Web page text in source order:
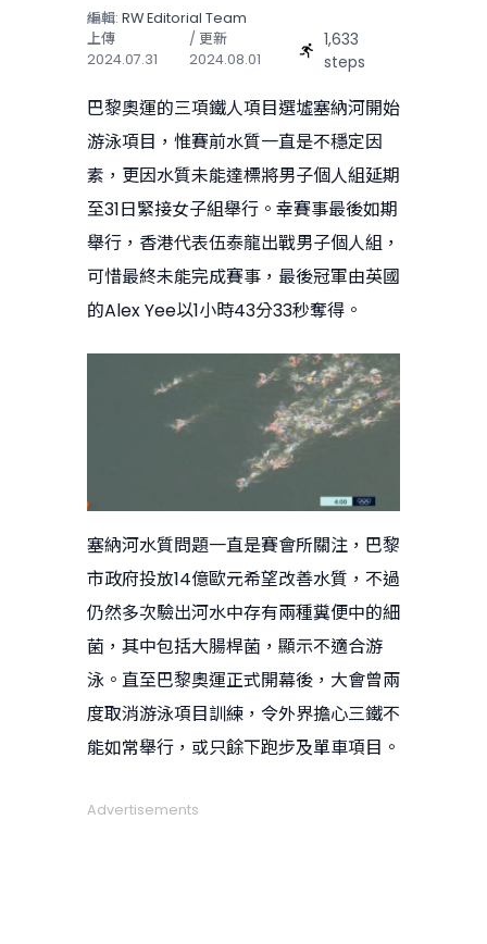
編輯: RW Editorial Team
上傳
2024.07.31
/ 更新
2024.08.01
1,633
steps
巴黎奧運的三項鐵人項目選墟塞納河開始
游泳項目，惟賽前水質一直是不穩定因
素，更因水質未能達標將男子個人組延期
至31日緊接女子組舉行。幸賽事最後如期
舉行，香港代表伍泰龍出戰男子個人組，
可惜最終未能完成賽事，最後冠軍由英國
的Alex Yee以1小時43分33秒奪得。
塞納河水質問題一直是賽會所關注，巴黎
市政府投放14億歐元希望改善水質，不過
仍然多次驗出河水中存有兩種糞便中的細
菌，其中包括大腸桿菌，顯示不適合游
泳。直至巴黎奧運正式開幕後，大會曾兩
度取消游泳項目訓練，令外界擔心三鐵不
能如常舉行，或只餘下跑步及單車項目。
Advertisements